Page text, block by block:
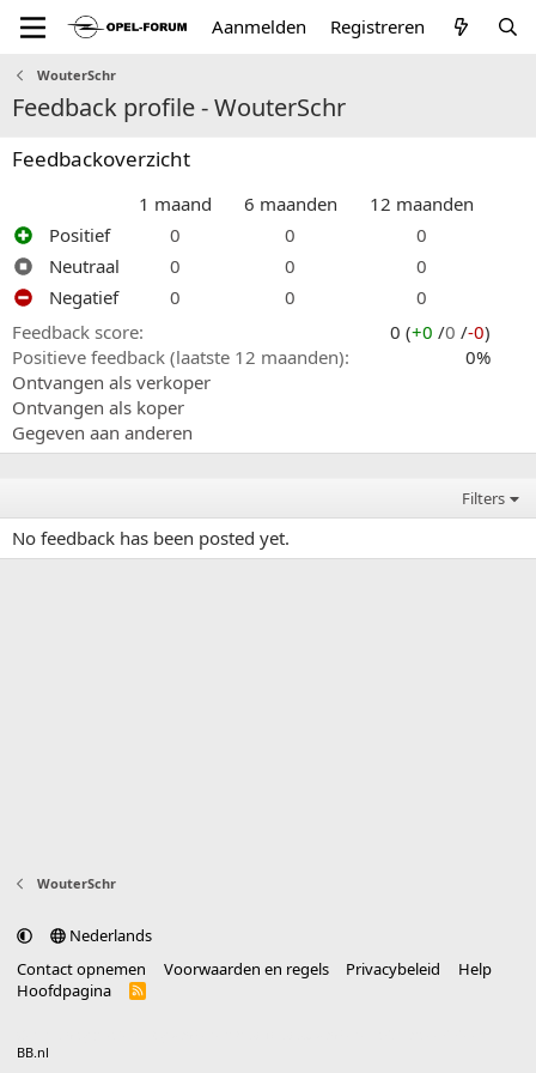
Aanmelden Registreren
WouterSchr
Feedback profile - WouterSchr
Feedbackoverzicht
1 maand 6 maanden
12 maanden
Positief
0 0
0
Neutraal
0 0
0
Negatief
0 0
0
Feedback score
0 (+0 /0 /-0)
Positieve feedback (laatste 12 maanden)
0%
Ontvangen als verkoper
Ontvangen als koper
Gegeven aan anderen
Filters
No feedback has been posted yet.
WouterSchr
Nederlands
Contact opnemen
Voorwaarden en regels Privacybeleid
Help
Hoofdpagina
R
BB.nl